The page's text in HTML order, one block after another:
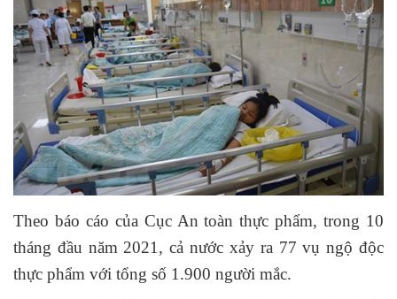
Theo báo cáo của Cục An toàn thực phẩm, trong 10
tháng đầu năm 2021, cả nước xảy ra 77 vụ ngộ độc
thực phẩm với tổng số 1.900 người mắc.